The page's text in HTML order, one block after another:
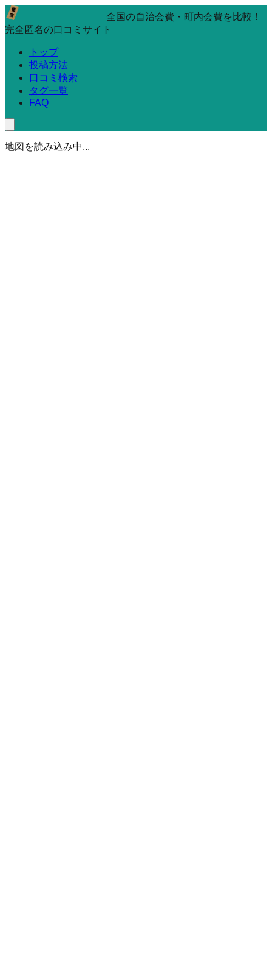
全国の自治会費・町内会費を比較！
完全匿名の口コミサイト
トップ
投稿方法
口コミ検索
タグ一覧
FAQ
地図を読み込み中...